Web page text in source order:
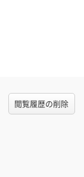
閲覧履歴の削除